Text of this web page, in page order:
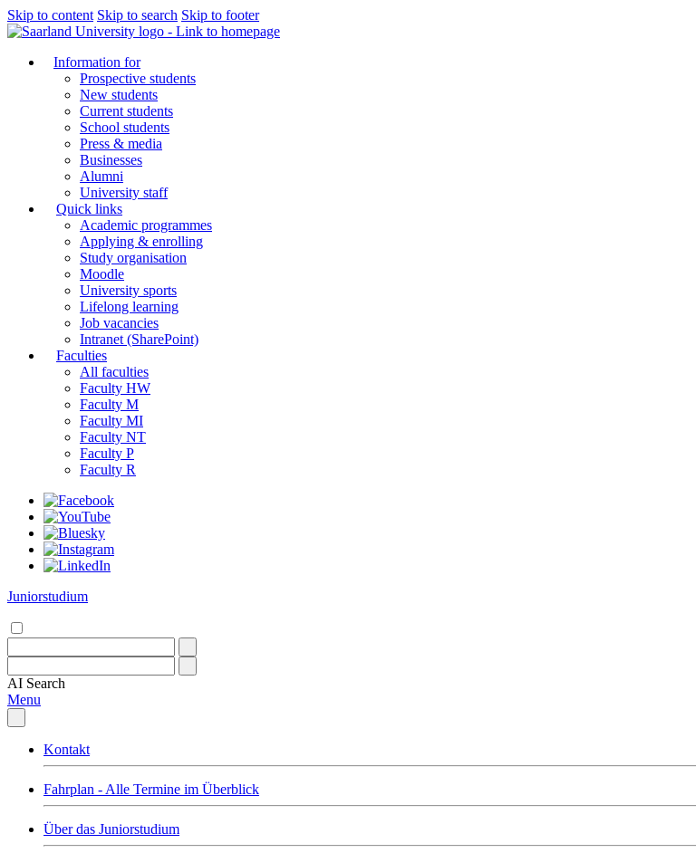
Skip to content Skip to search Skip to footer
Information for
Prospective students
New students
Current students
School students
Press & media
Businesses
Alumni
University staff
Quick links
Academic programmes
Applying & enrolling
Study organisation
Moodle
University sports
Lifelong learning
Job vacancies
Intranet (SharePoint)
Faculties
All faculties
Faculty HW
Faculty M
Faculty MI
Faculty NT
Faculty P
Faculty R
Juniorstudium
AI Search
Menu
Kontakt
Fahrplan - Alle Termine im Überblick
Über das Juniorstudium